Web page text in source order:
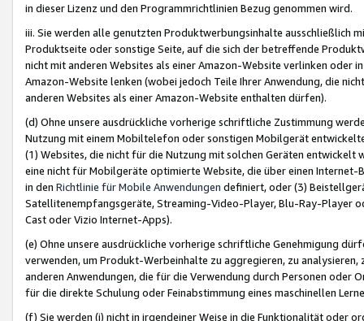
in dieser Lizenz und den Programmrichtlinien Bezug genommen wird.
iii. Sie werden alle genutzten Produktwerbungsinhalte ausschließlich
Produktseite oder sonstige Seite, auf die sich der betreffende
nicht mit anderen Websites als einer Amazon-Website verlinken oder
Amazon-Website lenken (wobei jedoch Teile Ihrer Anwendung, die
anderen Websites als einer Amazon-Website enthalten dürfen).
(d) Ohne unsere ausdrückliche vorherige schriftliche Zustimmung
Nutzung mit einem Mobiltelefon oder sonstigen Mobilgerät
(1) Websites, die nicht für die Nutzung mit solchen Geräten
eine nicht für Mobilgeräte optimierte Website, die über einen
in den Richtlinie für Mobile Anwendungen definiert, oder (3)
Satellitenempfangsgeräte, Streaming-Video-Player, Blu-Ray-Player
Cast oder Vizio Internet-Apps).
(e) Ohne unsere ausdrückliche vorherige schriftliche Genehmigung
verwenden, um Produkt-Werbeinhalte zu aggregieren, zu
anderen Anwendungen, die für die Verwendung durch Personen
für die direkte Schulung oder Feinabstimmung eines maschinellen
(f) Sie werden (i) nicht in irgendeiner Weise in die Funktionalität oder